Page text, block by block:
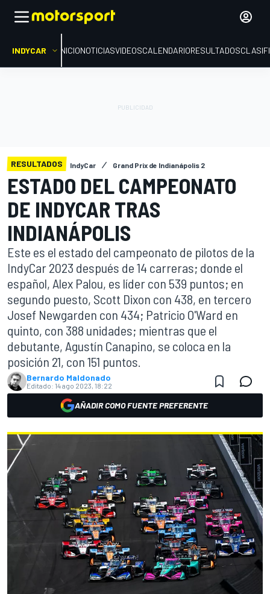
INDYCAR INICIONOTICIASVIDEOSCALENDARIORESULTADOS
RESULTADOS IndyCar Grand Prix de Indianápolis 2
ESTADO DEL CAMPEONATO
DE INDYCAR TRAS
INDIANÁPOLIS
Este es el estado del campeonato de pilotos de la
IndyCar 2023 después de 14 carreras; donde el
español, Alex Palou, es líder con 539 puntos; en
segundo puesto, Scott Dixon con 438, en tercero
Josef Newgarden con 434; Patricio O'Ward en
quinto, con 388 unidades; mientras que el
debutante, Agustín Canapino, se coloca en la
posición 21, con 151 puntos.
Bernardo Maldonado
Editado: 14 ago 2023, 18:22
AÑADIR COMO FUENTE PREFERENTE